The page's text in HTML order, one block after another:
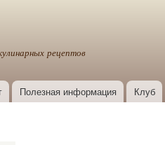
рецептов
Полезная информация Клуб